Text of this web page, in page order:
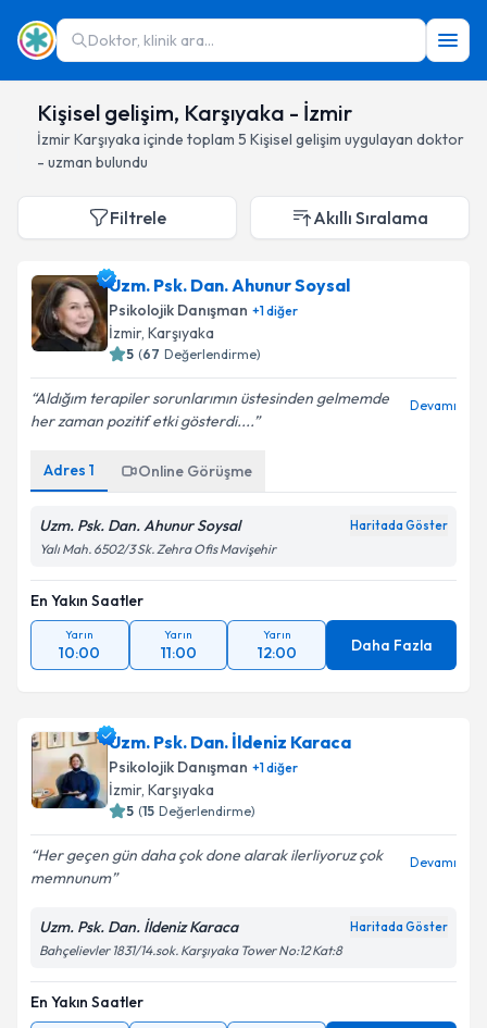
Doktor, klinik ara...
Kişisel gelişim, Karşıyaka - İzmir
İzmirKarşıyaka içinde toplam 5 Kişisel gelişim uygulayan doktor
- uzman bulundu
Filtrele Akıllı Sıralama
Uzm. Psk. Dan. Ahunur Soysal
Psikolojik Danışman +1diğer
İzmir, Karşıyaka
5 (67 Değerlendirme)
Aldığım terapiler sorunlarımın üstesinden gelmemde
her zaman pozitif etki gösterdi....
Devamı
Adres 1 Online Görüşme
Uzm. Psk. Dan. Ahunur Soysal Haritada Göster
Yalı Mah. 6502/3 Sk. Zehra Ofis Mavişehir
En Yakın Saatler
Yarın
10:00
Yarın
11:00
Yarın
12:00 Daha Fazla
Uzm. Psk. Dan. İldeniz Karaca
Psikolojik Danışman +1diğer
İzmir, Karşıyaka
5 (15 Değerlendirme)
Her geçen gün daha çok done alarak ilerliyoruz çok
memnunum
Devamı
Uzm. Psk. Dan. İldeniz Karaca Haritada Göster
Bahçelievler 1831/14.sok. Karşıyaka Tower No:12 Kat:8
En Yakın Saatler